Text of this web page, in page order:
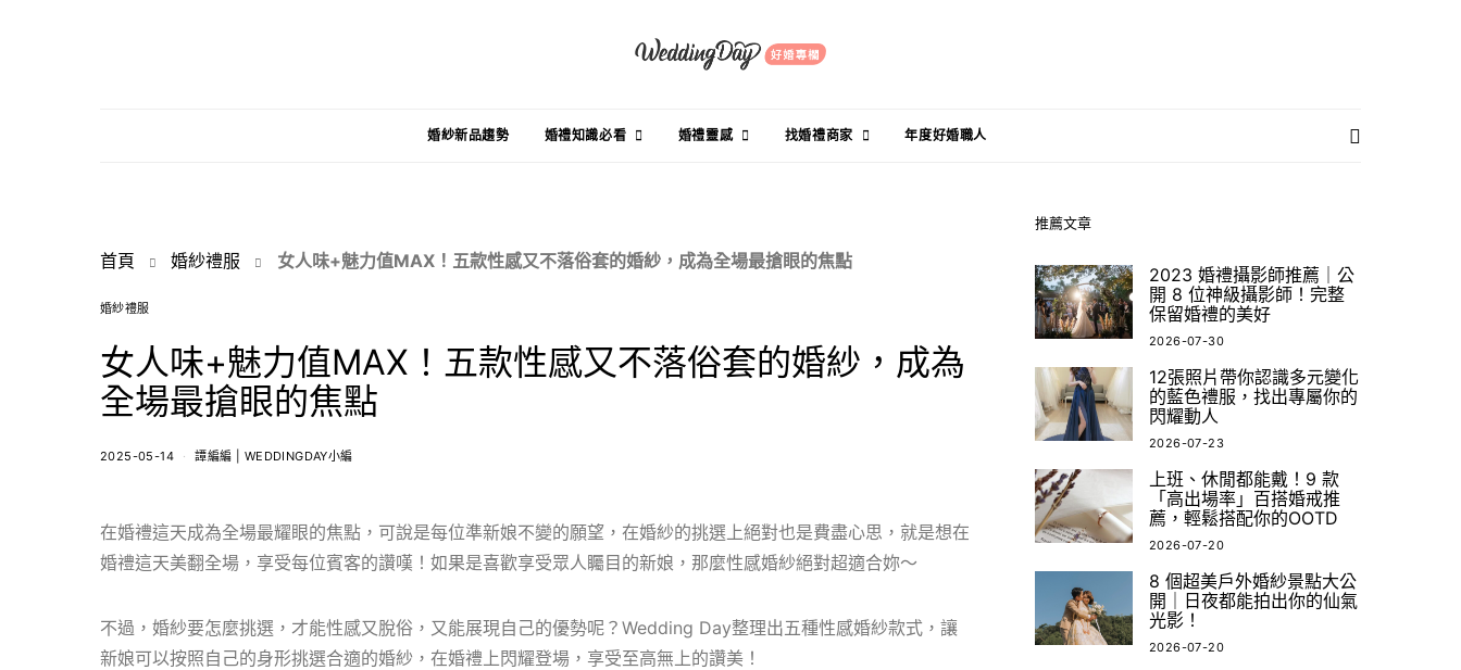
婚紗新品趨勢 婚禮知識必看 婚禮靈感 找婚禮商家 年度好婚職人
首頁 婚紗禮服 女人味+魅力值MAX！五款性感又不落俗套的婚紗，成為全場最搶眼的焦點
婚紗禮服
女人味+魅力值MAX！五款性感又不落俗套的婚紗，成為
全場最搶眼的焦點
2025-05-14 譚編編 | WEDDINGDAY小編
在婚禮這天成為全場最耀眼的焦點，可說是每位準新娘不變的願望，在婚紗的挑選上絕對也是費盡心思，就是想在
婚禮這天美翻全場，享受每位賓客的讚嘆！如果是喜歡享受眾人矚目的新娘，那麼性感婚紗絕對超適合妳～
不過，婚紗要怎麼挑選，才能性感又脫俗，又能展現自己的優勢呢？Wedding Day整理出五種性感婚紗款式，讓
新娘可以按照自己的身形挑選合適的婚紗，在婚禮上閃耀登場，享受至高無上的讚美！
推薦文章
2023 婚禮攝影師推薦｜公
開 8 位神級攝影師！完整
保留婚禮的美好
2026-07-30
12張照片帶你認識多元變化
的藍色禮服，找出專屬你的
閃耀動人
2026-07-23
上班、休閒都能戴！9 款
「高出場率」百搭婚戒推
薦，輕鬆搭配你的OOTD
2026-07-20
8 個超美戶外婚紗景點大公
開｜日夜都能拍出你的仙氣
光影！
2026-07-20